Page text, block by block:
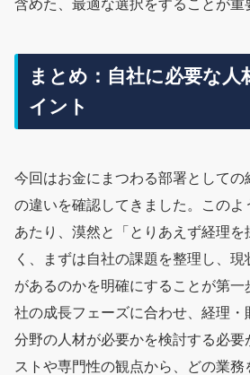
含めた、最適な選択をすることが重
まとめ：自社に必要な人
イント
今回はお金にまつわる部署として
の違いを確認してきました。このよ
あたり、漠然と「とりあえず経理を
く、まずは自社の課題を整理し、
があるのかを明確にすることが第一
社の成長フェーズに合わせ、経理
分野の人材が必要かを検討する必要
ストや専門性の観点から、どの業